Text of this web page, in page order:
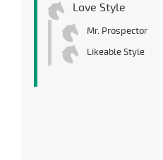
Love Style
Mr. Prospector
Likeable Style